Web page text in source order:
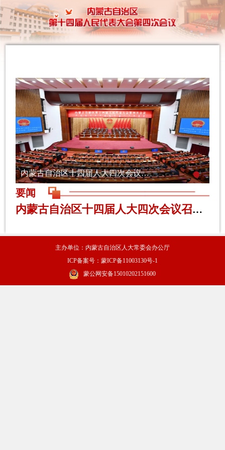
内蒙古自治区十四届人大四次会议召开 王伟中当选自治区人大常委会主任 包钢当选自治区人民政府主席 张延昆出席
要闻
内蒙古自治区十四届人大四次会议召开 王伟中当选自治区人大常...
主办单位：内蒙古自治区人大常委会办公厅
ICP备案号：蒙ICP备11003130号-1
蒙公网安备15010202151600